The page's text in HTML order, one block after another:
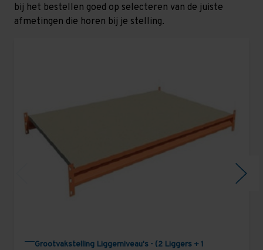
bij het bestellen goed op selecteren van de juiste
afmetingen die horen bij je stelling.
Grootvakstelling Liggerniveau's - (2 Liggers + 1